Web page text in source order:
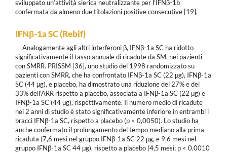
sviluppato un’attività sierica neutralizzante per l’IFNβ-1b
confermata da almeno due titolazioni positive consecutive [19].
IFNβ-1a SC (Rebif)
Analogamente agli altri interferoni β, IFNβ-1a SC ha ridotto
significativamente il tasso annuale di ricadute da SM, nei pazienti
con SMRR. PRISSM [36], uno studio del 1998 randomizzato su
pazienti con SMRR, che ha confrontato IFNβ-1a SC (22 μg), IFNβ-1a
SC (44 μg), e placebo, ha dimostrato una riduzione del 27% e del
33% dell’ARR rispetto a placebo, associata a IFNβ-1a SC (22 μg) e
IFNβ-1a SC (44 μg), rispettivamente. Il numero medio di ricadute
nei 2 anni di studio è stato significativamente inferiore in entrambi i
bracci IFNβ-1a SC, rispetto a placebo (p < 0,0050). Lo studio ha
anche confermato il prolungamento del tempo mediano alla prima
ricaduta (7,6 mesi nel gruppo IFNβ-1a SC 22 μg, e 9,6 mesi nel
gruppo IFNβ-1a SC 44 μg), rispetto a placebo (4,5 mesi; p < 0,0010